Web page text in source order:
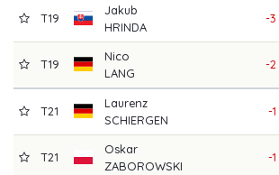
T19
Jakub
HRINDA
-3
T19
Nico
LANG
-2
T21
Laurenz
SCHIERGEN
-1
T21
Oskar
ZABOROWSKI
-1